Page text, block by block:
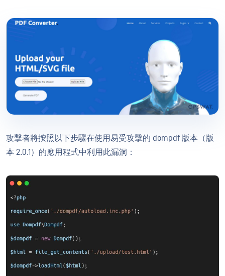
攻擊者將按照以下步驟在使用易受攻擊的 dompdf 版本（版
本 2.0.1）的應用程式中利用此漏洞：